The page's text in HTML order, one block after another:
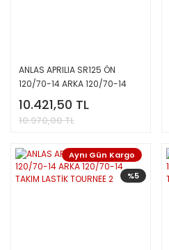
ANLAS APRILIA SR125 ÖN
120/70-14 ARKA 120/70-14
TAKIM LASTİK TOURNEE 2
10.421,50 TL
10.970,00 TL
Aynı Gün Kargo
%5